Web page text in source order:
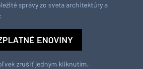
správy zo sveta architektúry a
ENOVINY
zrušiť jedným kliknutím.